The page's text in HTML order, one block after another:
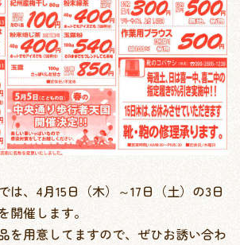
は、4月15日（木）～17日（土）の3日
開催します。
を用意してますので、ぜひお誘い合わ